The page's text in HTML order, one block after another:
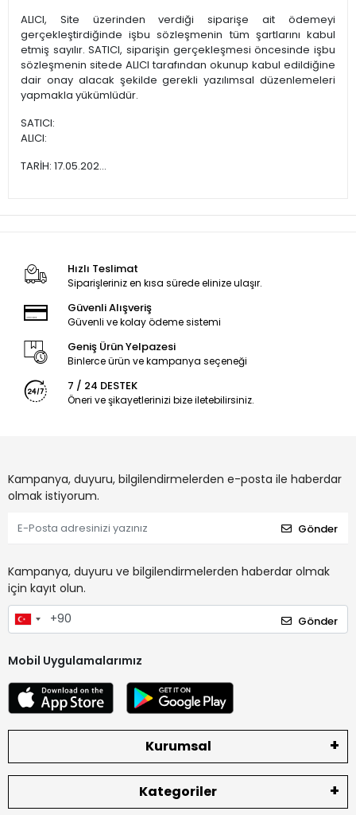
ALICI, Site üzerinden verdiği siparişe ait ödemeyi
gerçekleştirdiğinde işbu sözleşmenin tüm şartlarını kabul
etmiş sayılır. SATICI, siparişin gerçekleşmesi öncesinde işbu
sözleşmenin sitede ALICI tarafından okunup kabul edildiğine
dair onay alacak şekilde gerekli yazılımsal düzenlemeleri
yapmakla yükümlüdür.
SATICI:
ALICI:
TARİH: 17.05.202...
Hızlı Teslimat
Siparişleriniz en kısa sürede elinize ulaşır.
Güvenli Alışveriş
Güvenli ve kolay ödeme sistemi
Geniş Ürün Yelpazesi
Binlerce ürün ve kampanya seçeneği
7 / 24 DESTEK
Öneri ve şikayetlerinizi bize iletebilirsiniz.
Kampanya, duyuru, bilgilendirmelerden e-posta ile haberdar
olmak istiyorum.
Gönder
Kampanya, duyuru ve bilgilendirmelerden haberdar olmak
için kayıt olun.
Gönder
Mobil Uygulamalarımız
Kurumsal
Kategoriler